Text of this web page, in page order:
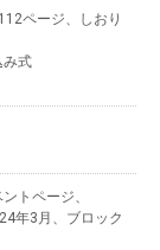
ページ、しおり
み式
トページ、
年3月、ブロック